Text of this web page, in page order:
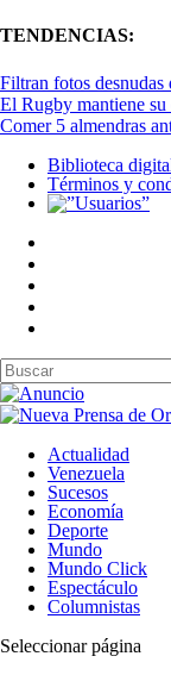
TENDENCIAS:
Filtran fotos
El Rugby mantiene su
Comer 5 almendras
Biblioteca
Términos y
Actualidad
Venezuela
Sucesos
Economía
Deporte
Mundo
Mundo Click
Espectáculo
Columnistas
Seleccionar página